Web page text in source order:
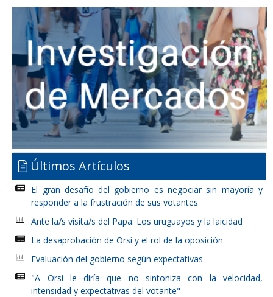
Últimos Artículos
El gran desafío del gobierno es negociar sin mayoría y
responder a la frustración de sus votantes
Ante la/s visita/s del Papa: Los uruguayos y la laicidad
La desaprobación de Orsi y el rol de la oposición
Evaluación del gobierno según expectativas
"A Orsi le diría que no sintoniza con la velocidad,
intensidad y expectativas del votante"